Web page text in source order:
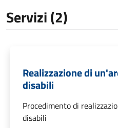
Servizi (2)
Realizzazione di
disabili
Procedimento di
disabili